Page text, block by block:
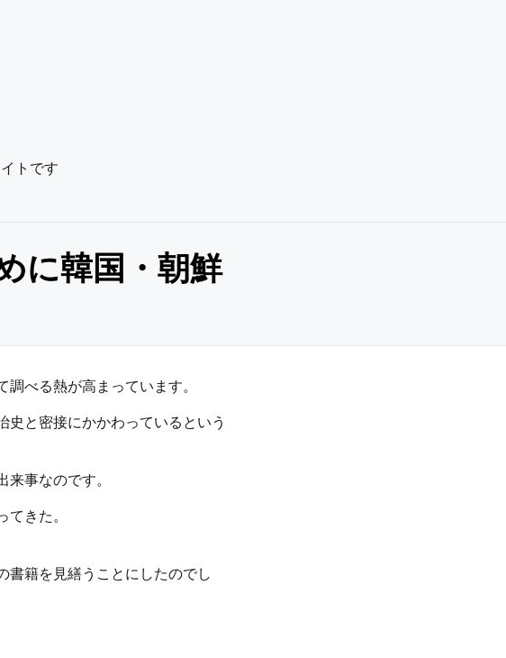
トです
に韓国・朝鮮
べる熱が高まっています。
と密接にかかわっているという
事なのです。
きた。
書籍を見繕うことにしたのでし